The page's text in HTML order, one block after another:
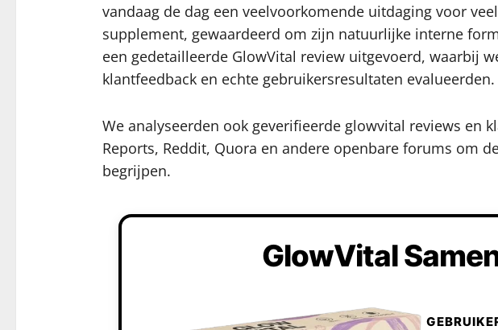
vandaag de dag een veelvoorkomende uitdaging voor
supplement, gewaardeerd om zijn natuurlijke interne
een gedetailleerde GlowVital review uitgevoerd, waarbij
klantfeedback en echte gebruikersresultaten evalueerden.
We analyseerden ook geverifieerde glowvital reviews en
Reports, Reddit, Quora en andere openbare forums om
begrijpen.
GlowVital